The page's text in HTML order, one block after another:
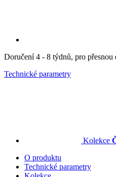
Doručení 4 - 8 týdnů, pro přesnou
Technické parametry
Kolekce
O produktu
Technické parametry